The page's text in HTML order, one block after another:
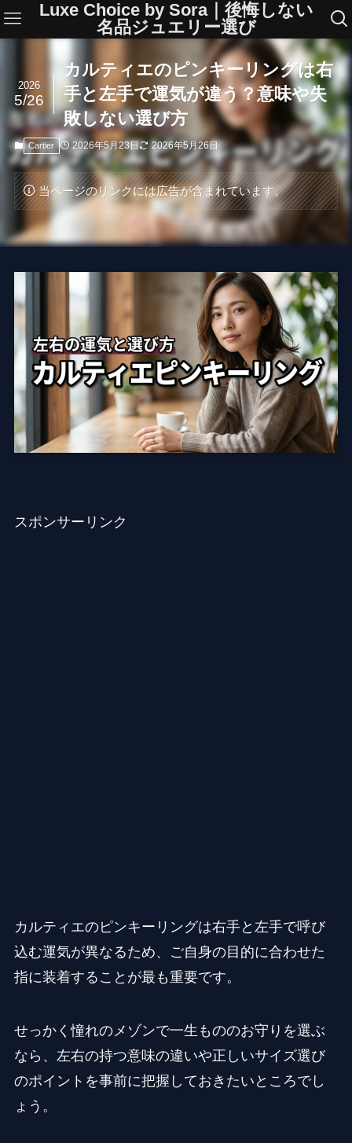
Luxe Choice by Sora｜後悔しない
名品ジュエリー選び
カルティエのピンキーリングは右
手と左手で運気が違う？意味や失
敗しない選び方
2026
5/26
Cartier 2026年5月23日 2026年5月26日
当ページのリンクには広告が含まれています。
スポンサーリンク
カルティエのピンキーリングは右手と左手で呼び
込む運気が異なるため、ご自身の目的に合わせた
指に装着することが最も重要です。
せっかく憧れのメゾンで一生もののお守りを選ぶ
なら、左右の持つ意味の違いや正しいサイズ選び
のポイントを事前に把握しておきたいところでし
ょう。